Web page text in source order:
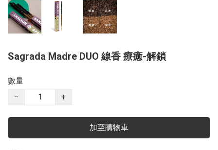
Sagrada Madre DUO 線香 療癒-解鎖
數量
−
+
加至購物車